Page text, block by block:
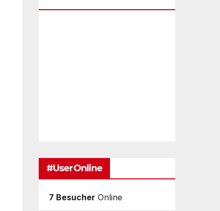
#UserOnline
7 Besucher Online